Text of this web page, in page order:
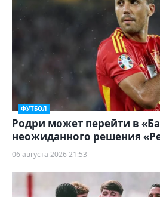
ФУТБОЛ
Родри может перейти в
неожиданного решения
06 августа 2026 21:53